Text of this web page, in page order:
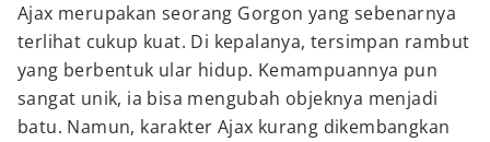
Ajax merupakan seorang Gorgon yang sebenarnya
terlihat cukup kuat. Di kepalanya, tersimpan rambut
yang berbentuk ular hidup. Kemampuannya pun
sangat unik, ia bisa mengubah objeknya menjadi
batu. Namun, karakter Ajax kurang dikembangkan